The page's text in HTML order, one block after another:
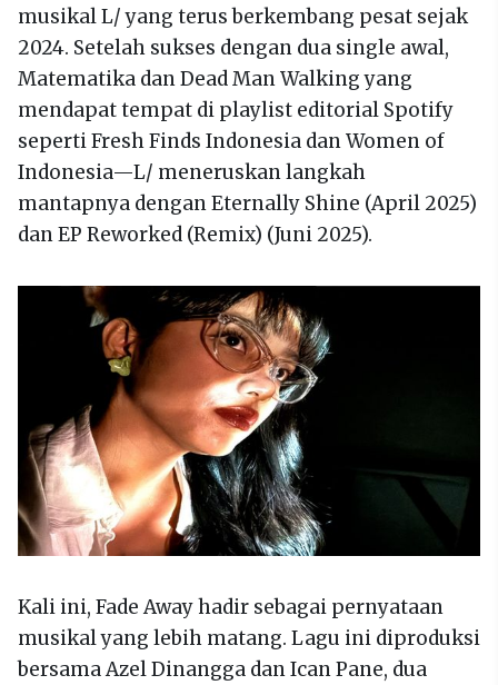
musikal L/ yang terus berkembang pesat sejak
2024. Setelah sukses dengan dua single awal,
Matematika dan Dead Man Walking yang
mendapat tempat di playlist editorial Spotify
seperti Fresh Finds Indonesia dan Women of
Indonesia—L/ meneruskan langkah
mantapnya dengan Eternally Shine (April 2025)
dan EP Reworked (Remix) (Juni 2025).
Kali ini, Fade Away hadir sebagai pernyataan
musikal yang lebih matang. Lagu ini diproduksi
bersama Azel Dinangga dan Ican Pane, dua